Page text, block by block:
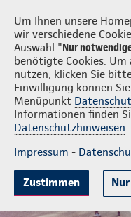
Um Ihnen unsere
wir verschiedene
Auswahl "Nur
benötigte Cookies. Um
nutzen, klicken Sie
Einwilligung können
Menüpunkt
Informationen finden
Datenschutzhinweisen.
Impressum -
Zustimmen
Bernward Kretschmer
Gute Gründe Tarife &